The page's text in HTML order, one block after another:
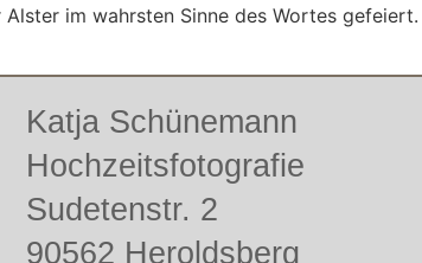
im wahrsten Sinne des Wortes
Katja Schünemann
Hochzeitsfotografie
Sudetenstr. 2
90562 Heroldsberg